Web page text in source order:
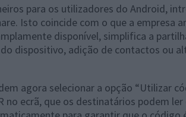
para os utilizadores do Android,
Isto coincide com o que a empresa
disponível, simplifica a
dispositivo, adição de contactos ou
agora selecionar a opção “Utilizar
ecrã, que os destinatários podem ler